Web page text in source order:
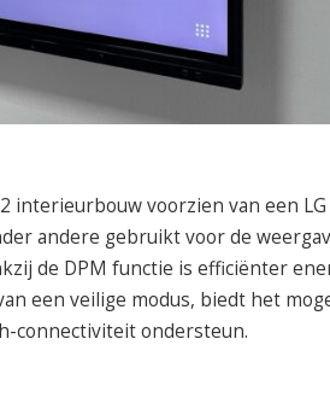
interieurbouw voorzien van een LG
andere gebruikt voor de
de DPM functie is efficiënter
een veilige modus, biedt het
connectiviteit ondersteun.